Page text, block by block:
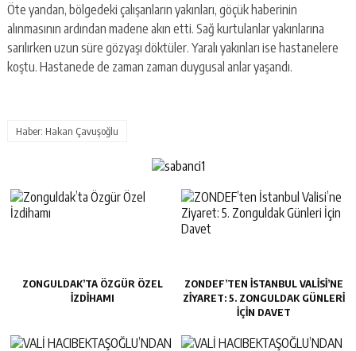
Öte yandan, bölgedeki çalışanların yakınları, göçük haberinin
alınmasının ardından madene akın etti. Sağ kurtulanlar yakınlarına
sarılırken uzun süre gözyaşı döktüler. Yaralı yakınları ise hastanelere
koştu. Hastanede de zaman zaman duygusal anlar yaşandı.
Haber: Hakan Çavuşoğlu
ZONGULDAK’TA ÖZGÜR ÖZEL
İZDIHAMI
ZONDEF’TEN İSTANBUL VALISI’NE
ZIYARET: 5. ZONGULDAK GÜNLERI
İÇIN DAVET